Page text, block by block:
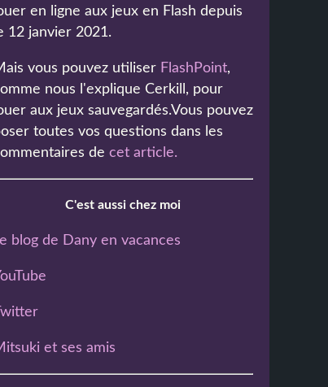
en ligne aux jeux en Flash depuis
12 janvier 2021.
vous pouvez utiliser FlashPoint,
nous l'explique Cerkill, pour
aux jeux sauvegardés.Vous pouvez
toutes vos questions dans les
de cet article.
C'est aussi chez moi
blog de Dany en vacances
et ses amis